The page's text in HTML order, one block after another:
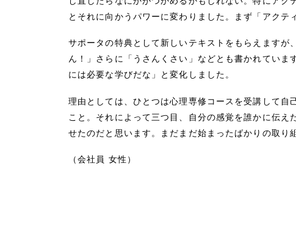
とそれに向かうパワーに変わりました。まず「アクテ
サポータの特典として新しいテキストをもらえます
ん！」さらに「うさんくさい」などとも書かれてい
には必要な学びだな」と変化しました。
理由としては、ひとつは心理専修コースを受講して
こと。それによって三つ目、自分の感覚を誰かに伝
せたのだと思います。まだまだ始まったばかりの取り
（会社員 女性）